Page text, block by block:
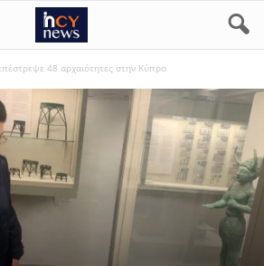
48 αρχαιότητες στην Κύπρο